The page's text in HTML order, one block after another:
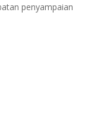
penyampaian